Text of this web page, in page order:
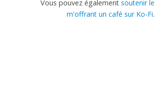
Vous pouvez également soutenir
m'offrant un café sur Ko-Fi.